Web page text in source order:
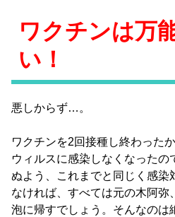
ワクチンは万
い！
悪しからず…。
ワクチンを2回接種し終わった
ウィルスに感染しなくなった
ぬよう、これまでと同じく感染
なければ、すべては元の木阿弥
泡に帰すでしょう。そんなのは